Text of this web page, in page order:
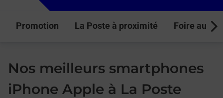
Promotion La Poste à proximité Foire aux
Nos meilleurs smartphones
iPhone Apple à La Poste